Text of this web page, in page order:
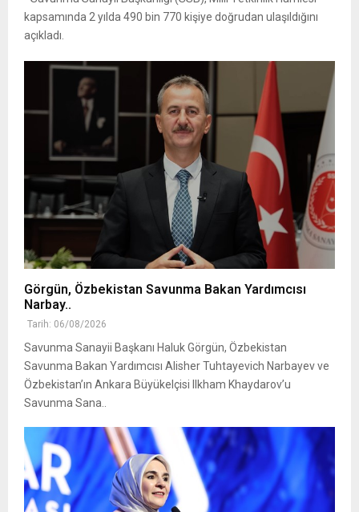
kapsamında 2 yılda 490 bin 770 kişiye doğrudan ulaşıldığını
açıkladı.
Görgün, Özbekistan Savunma Bakan Yardımcısı
Narbay..
Tarih: 06/08/2026
Savunma Sanayii Başkanı Haluk Görgün, Özbekistan
Savunma Bakan Yardımcısı Alisher Tuhtayevich Narbayev ve
Özbekistan’ın Ankara Büyükelçisi Ilkham Khaydarov’u
Savunma Sana..